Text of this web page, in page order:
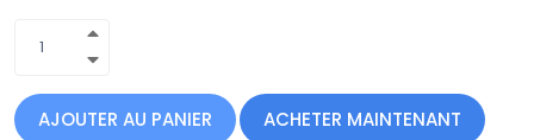
AJOUTER AU PANIER ACHETER MAINTENANT